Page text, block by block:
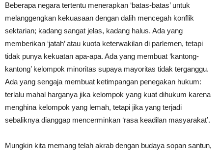
Beberapa negara tertentu menerapkan ‘batas-batas’ untuk
melanggengkan kekuasaan dengan dalih mencegah konflik
sektarian; kadang sangat jelas, kadang halus. Ada yang
memberikan ‘jatah’ atau kuota keterwakilan di parlemen, tetapi
tidak punya kekuatan apa-apa. Ada yang membuat ‘kantong-
kantong’ kelompok minoritas supaya mayoritas tidak terganggu.
Ada yang sengaja membuat ketimpangan penegakan hukum:
terlalu mahal harganya jika kelompok yang kuat dihukum karena
menghina kelompok yang lemah, tetapi jika yang terjadi
sebaliknya dianggap mencerminkan ‘rasa keadilan masyarakat’.
Mungkin kita memang telah akrab dengan budaya sopan santun,